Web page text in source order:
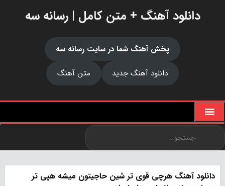
دانلود آهنگ + متن کامل | رسانه سه
پخش آهنگ شما در سایت رسانه سه
دانلود آهنگ جدید
متن آهنگ
دانلود آهنگ هرچی قوی تر شین حاجیتون میشه هپی تر